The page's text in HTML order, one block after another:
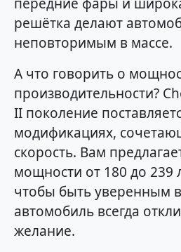
решётка делают
неповторимым в массе.
А что говорить о
производительности?
II поколение
модификациях,
скорость. Вам
мощности от 180 до 239
чтобы быть уверенным
автомобиль всегда
желание.